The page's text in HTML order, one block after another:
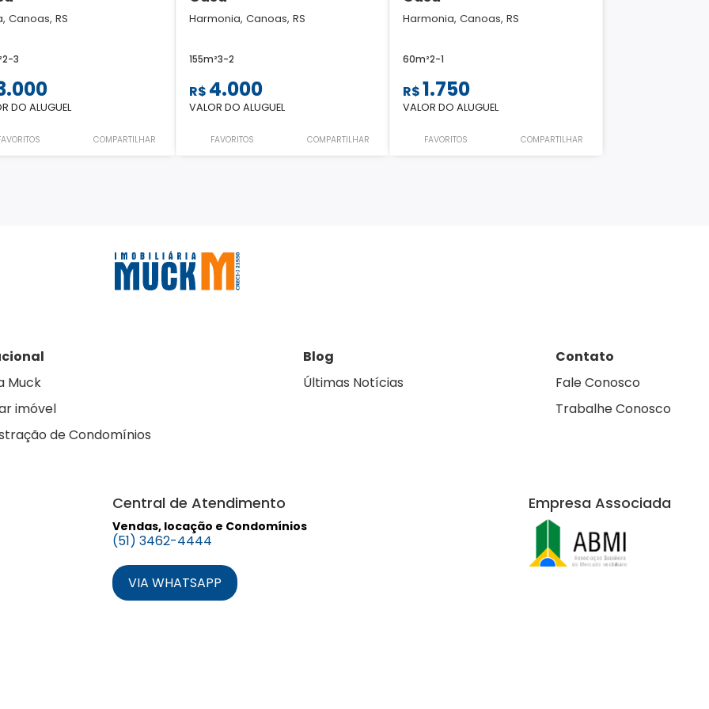
Canoas, RS
2-3
DO ALUGUEL
COMPARTILHAR
Harmonia, Canoas, RS
155m²3-2
R$ 4.000
VALOR DO ALUGUEL
FAVORITOS COMPARTILHAR
Harmonia, Canoas, RS
60m²2-1
R$1.750
VALOR DO ALUGUEL
FAVORITOS COMPARTILHAR
Muck
imóvel
de Condomínios
Blog
Últimas Notícias
Contato
Fale Conosco
Trabalhe Conosco
Central de Atendimento
Vendas, locação e Condomínios
(51) 3462-4444
VIA WHATSAPP
Empresa Associada